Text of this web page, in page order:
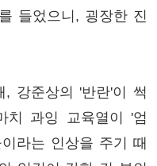
들었으니, 굉장한 진
, 강준상의 '반란'이 썩
치 과잉 교육열이 '엄
라는 인상을 주기 때